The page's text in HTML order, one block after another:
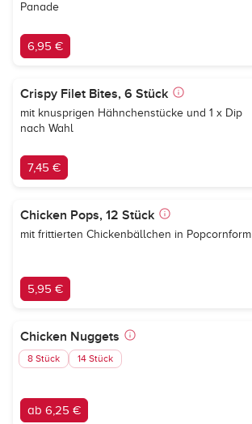
Panade
6,95 €
Crispy Filet Bites, 6 Stück
mit knusprigen Hähnchenstücke und 1 x Dip
nach Wahl
7,45 €
Chicken Pops, 12 Stück
mit frittierten Chickenbällchen in Popcornform
5,95 €
Chicken Nuggets
8 Stück 14 Stück
ab 6,25 €